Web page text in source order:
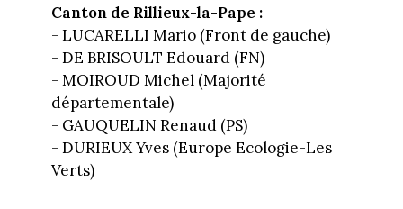
Canton de Rillieux-la-Pape :
- LUCARELLI Mario (Front de gauche)
- DE BRISOULT Edouard (FN)
- MOIROUD Michel (Majorité
départementale)
- GAUQUELIN Renaud (PS)
- DURIEUX Yves (Europe Ecologie-Les
Verts)